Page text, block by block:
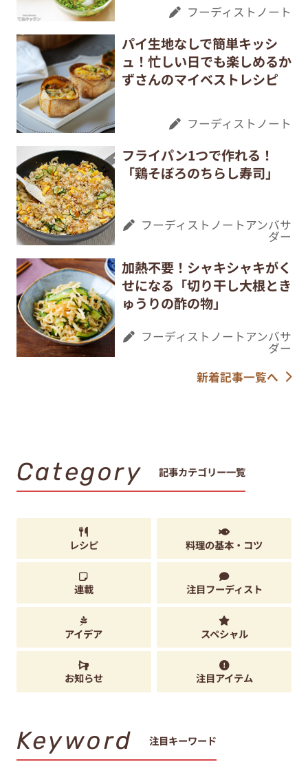
フーディストノート
パイ生地なしで簡単キッシ
ュ！忙しい日でも楽しめるか
ずさんのマイベストレシピ
フーディストノート
フライパン1つで作れる！
「鶏そぼろのちらし寿司」
フーディストノートアンバサ
ダー
加熱不要！シャキシャキがく
せになる「切り干し大根とき
ゅうりの酢の物」
フーディストノートアンバサ
ダー
新着記事一覧へ
Category 記事カテゴリー一覧
レシピ 料理の基本・コツ
連載 注目フーディスト
アイデア スペシャル
お知らせ 注目アイテム
Keyword 注目キーワード